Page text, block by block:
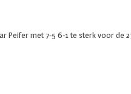
Peifer met 7-5 6-1 te sterk voor de